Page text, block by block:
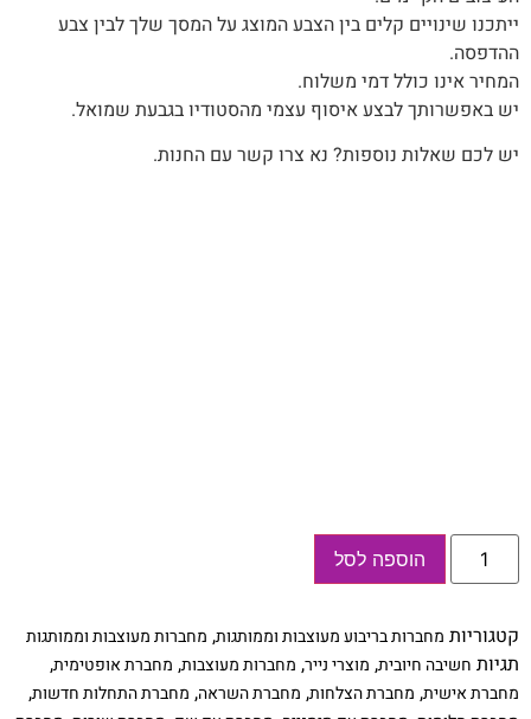
‬ההדפסה‭.‬
המחיר‭ ‬אינו‭ ‬כולל‭ ‬דמי‭ ‬משלוח‭.‬
יש‭ ‬באפשרותך‭ ‬לבצע‭ ‬איסוף‭ ‬עצמי‭ ‬מהסטודיו‭ ‬בגבעת‭ ‬שמואל‭.‬
יש לכם שאלות נוספות? נא צרו קשר עם החנות.
כמות
מחברת
עם
שם
ומסגרת
פרחים
הוספה לסל
קטגוריותמחברות בריבוע מעוצבות וממותגות,מחברות מעוצבות וממותגות
תגיותחשיבה חיובית,מוצרי נייר,מחברות מעוצבות,מחברת אופטימית,
מחברת אישית,מחברת הצלחות,מחברת השראה,מחברת התחלות חדשות,